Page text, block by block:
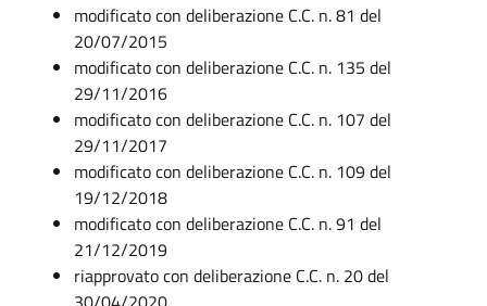
modificato con deliberazione C.C. n. 81 del
20/07/2015
modificato con deliberazione C.C. n. 135 del
29/11/2016
modificato con deliberazione C.C. n. 107 del
29/11/2017
modificato con deliberazione C.C. n. 109 del
19/12/2018
modificato con deliberazione C.C. n. 91 del
21/12/2019
riapprovato con deliberazione C.C. n. 20 del